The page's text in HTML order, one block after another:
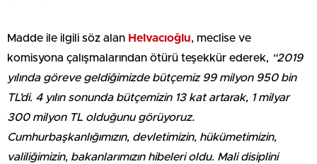
Madde ile ilgili söz alan Helvacıoğlu, meclise ve
komisyona çalışmalarından ötürü teşekkür ederek, “2019
yılında göreve geldiğimizde bütçemiz 99 milyon 950 bin
TL’di. 4 yılın sonunda bütçemizin 13 kat artarak, 1 milyar
300 milyon TL olduğunu görüyoruz.
Cumhurbaşkanlığımızın, devletimizin, hükümetimizin,
valiliğimizin, bakanlarımızın hibeleri oldu. Mali disiplini